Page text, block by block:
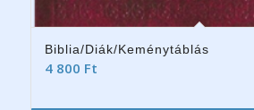
Biblia/Diák/Keménytáblás
4 800 Ft